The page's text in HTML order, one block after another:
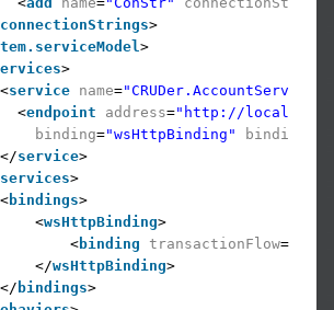
connectionStrings>
>
>
<service name="CRUDer.AccountService"
<endpoint address="http://
binding="wsHttpBinding"
</service>
services>
<bindings>
<wsHttpBinding>
<binding transactionFlow=
</wsHttpBinding>
</ bindings>